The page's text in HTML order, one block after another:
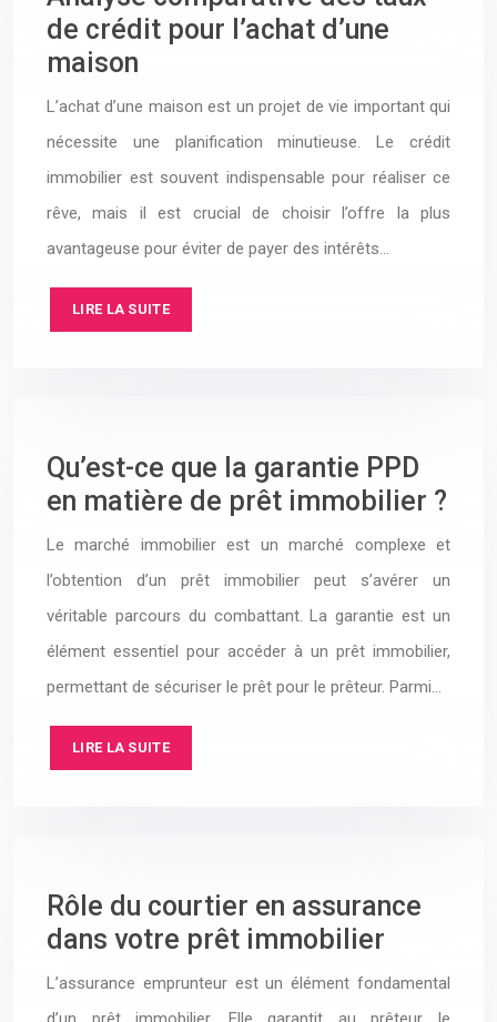
de crédit pour l’achat d’une
maison
L’achat d’une maison est un projet de vie important qui
nécessite une planification minutieuse. Le crédit
immobilier est souvent indispensable pour réaliser ce
rêve, mais il est crucial de choisir l’offre la plus
avantageuse pour éviter de payer des intérêts…
LIRE LA SUITE
Qu’est-ce que la garantie PPD
en matière de prêt immobilier ?
Le marché immobilier est un marché complexe et
l’obtention d’un prêt immobilier peut s’avérer un
véritable parcours du combattant. La garantie est un
élément essentiel pour accéder à un prêt immobilier,
permettant de sécuriser le prêt pour le prêteur. Parmi…
LIRE LA SUITE
Rôle du courtier en assurance
dans votre prêt immobilier
L’assurance emprunteur est un élément fondamental